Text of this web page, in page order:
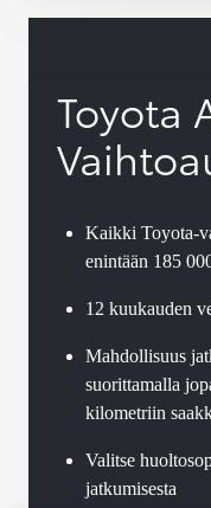
Toyota
Kaikki Toyota-
enintään 185
12 kuukauden
Mahdollisuus
suorittamalla
kilometriin
Valitse
jatkumisesta